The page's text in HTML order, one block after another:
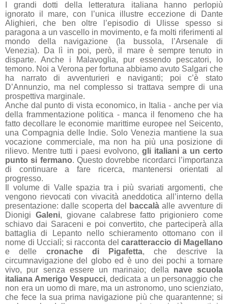
I grandi dotti della letteratura italiana hanno perlopiù
ignorato il mare, con l’unica illustre eccezione di Dante
Alighieri, che ben oltre l’episodio di Ulisse spesso si
paragona a un vascello in movimento, e fa molti riferimenti al
mondo della navigazione (la bussola, l’Arsenale di
Venezia). Da lì in poi, però, il mare è sempre tenuto in
disparte. Anche i Malavoglia, pur essendo pescatori, lo
temono. Noi a Verona per fortuna abbiamo avuto Salgari che
ha narrato di avventurieri e naviganti; poi c’è stato
D’Annunzio, ma nel complesso si trattava sempre di una
prospettiva marginale.
Anche dal punto di vista economico, in Italia - anche per via
della frammentazione politica - manca il fenomeno che ha
fatto decollare le economie marittime europee nel Seicento,
una Compagnia delle Indie. Solo Venezia mantiene la sua
vocazione commerciale, ma non ha più una posizione di
rilievo. Mentre tutti i paesi evolvono, gli italiani a un certo
punto si fermano. Questo dovrebbe ricordarci l’importanza
di continuare a fare ricerca, mantenersi orientati al
progresso.
Il volume di Valle spazia tra i più svariati argomenti, che
vengono rievocati con vivacità aneddotica all’interno della
presentazione: dalle scoperta del
baccalà alle avventure di
Dionigi Galeni, giovane calabrese fatto prigioniero come
schiavo dai Saraceni e poi convertito, che parteciperà alla
battaglia di Lepanto nello schieramento ottomano con il
nome di Uccialì; si racconta del caratteraccio di Magellano
e delle cronache di Pigafetta, che descrive la
circumnavigazione del globo ed è uno dei pochi a tornare
vivo, pur senza essere un marinaio; della nave scuola
italiana Amerigo Vespucci, dedicata a un personaggio che
non era un uomo di mare, ma un astronomo, uno scienziato,
che fece la sua prima navigazione più che quarantenne; si